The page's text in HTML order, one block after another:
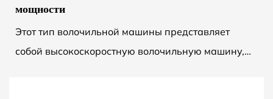
мощности
Этот тип волочильной машины представляет
собой высокоскоростную волочильную машину,